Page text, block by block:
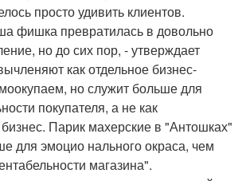
просто удивить клиентов.
фишка превратилась в довольно
но до сих пор, - утверждает
как отдельное бизнес-
но служит больше для
покупателя, а не как
Парик махерские в "Антошках"
для эмоцио нального окраса, чем
магазина".